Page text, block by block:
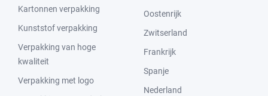
Kartonnen verpakking
Kunststof verpakking
Verpakking van hoge
kwaliteit
Verpakking met logo
Oostenrijk
Zwitserland
Frankrijk
Spanje
Nederland